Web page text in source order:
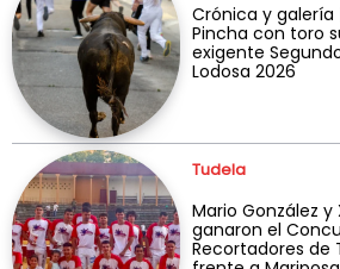
Crónica y galería
Pincha con toro
exigente
Lodosa 2026
Tudela
Mario González y
ganaron el
Recortadores de